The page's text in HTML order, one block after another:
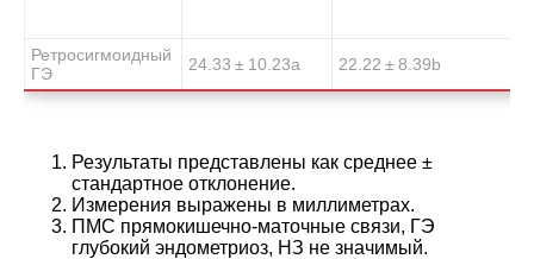
Ретросигмоидный
ГЭ
24.33 ± 10.23a 22.22 ± 8.39b
Результаты представлены как среднее ±
стандартное отклонение.
Измерения выражены в миллиметрах.
ПМС прямокишечно-маточные связи, ГЭ
глубокий эндометриоз, НЗ не значимый.